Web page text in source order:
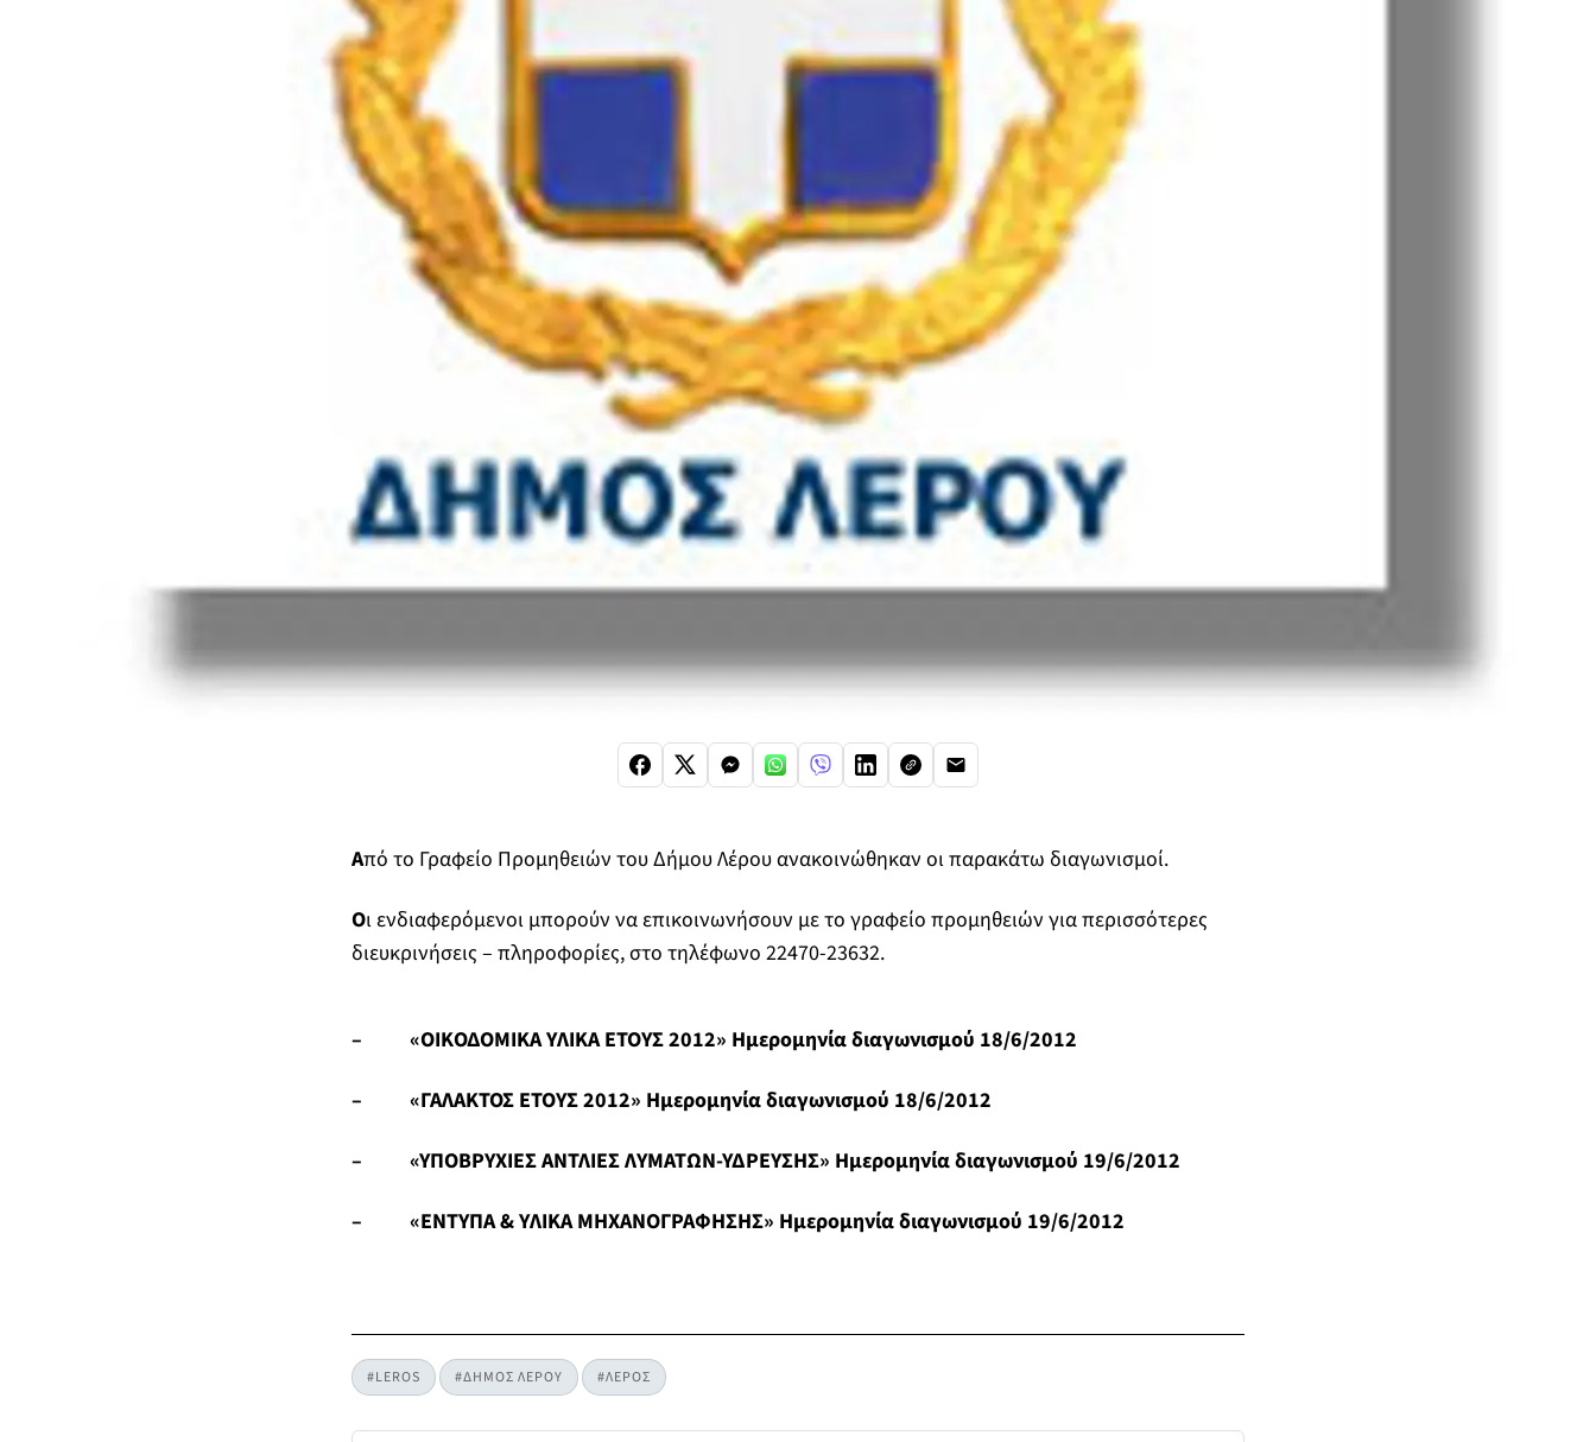
Από το Γραφείο Προμηθειών του Δήμου Λέρου ανακοινώθηκαν οι παρακάτω διαγωνισμοί.
Οι ενδιαφερόμενοι μπορούν να επικοινωνήσουν με το γραφείο προμηθειών για περισσότερες
διευκρινήσεις – πληροφορίες, στο τηλέφωνο 22470-23632.
– «ΟΙΚΟΔΟΜΙΚΑ ΥΛΙΚΑ ΕΤΟΥΣ 2012» Ημερομηνία διαγωνισμού 18/6/2012
– «ΓΑΛΑΚΤΟΣ ΕΤΟΥΣ 2012» Ημερομηνία διαγωνισμού 18/6/2012
– «ΥΠΟΒΡΥΧΙΕΣ ΑΝΤΛΙΕΣ ΛΥΜΑΤΩΝ-ΥΔΡΕΥΣΗΣ» Ημερομηνία διαγωνισμού 19/6/2012
– «ΕΝΤΥΠΑ & ΥΛΙΚΑ ΜΗΧΑΝΟΓΡΑΦΗΣΗΣ» Ημερομηνία διαγωνισμού 19/6/2012
#LEROS #ΔΗΜΟΣ ΛΕΡΟΥ #ΛΕΡΟΣ